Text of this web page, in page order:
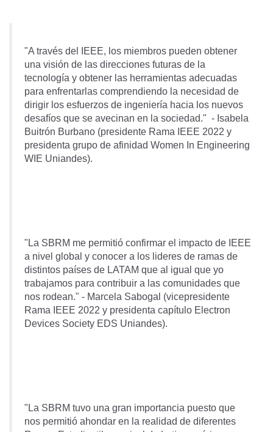
"A través del IEEE, los miembros pueden obtener
una visión de las direcciones futuras de la
tecnología y obtener las herramientas adecuadas
para enfrentarlas comprendiendo la necesidad de
dirigir los esfuerzos de ingeniería hacia los nuevos
desafíos que se avecinan en la sociedad." - Isabela
Buitrón Burbano (presidente Rama IEEE 2022 y
presidenta grupo de afinidad Women In Engineering
WIE Uniandes).
"La SBRM me permitió confirmar el impacto de IEEE
a nivel global y conocer a los lideres de ramas de
distintos países de LATAM que al igual que yo
trabajamos para contribuir a las comunidades que
nos rodean." - Marcela Sabogal (vicepresidente
Rama IEEE 2022 y presidenta capítulo Electron
Devices Society EDS Uniandes).
"La SBRM tuvo una gran importancia puesto que
nos permitió ahondar en la realidad de diferentes